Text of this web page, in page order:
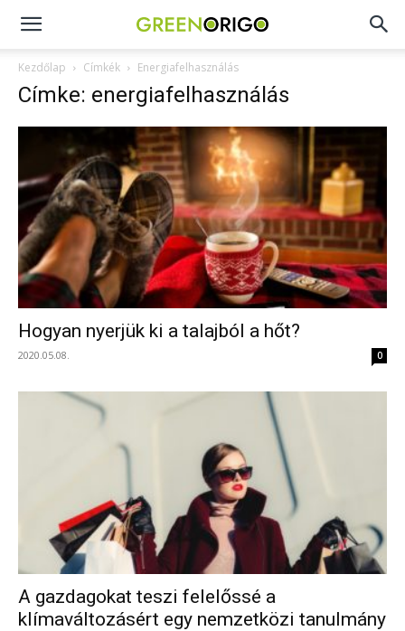
Green
Origo
portál
Kezdőlap Címkék Energiafelhasználás
Címke: energiafelhasználás
Hogyan nyerjük ki a talajból a hőt?
2020.05.08. 0
A gazdagokat teszi felelőssé a
klímaváltozásért egy nemzetközi tanulmány